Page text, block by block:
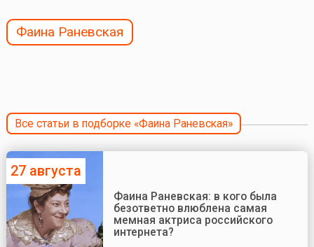
Фаина Раневская
Все статьи в подборке «Фаина Раневская»
27 августа
Фаина Раневская: в кого была
безответно влюблена самая
мемная актриса российского
интернета?